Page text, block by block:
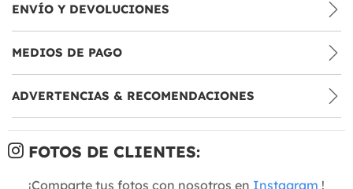
ENVÍO Y DEVOLUCIONES
MEDIOS DE PAGO
ADVERTENCIAS & RECOMENDACIONES
FOTOS DE CLIENTES:
¡Comparte tus fotos con nosotros en Instagram !